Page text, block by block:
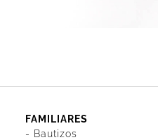
FAMILIARES
- Bautizos